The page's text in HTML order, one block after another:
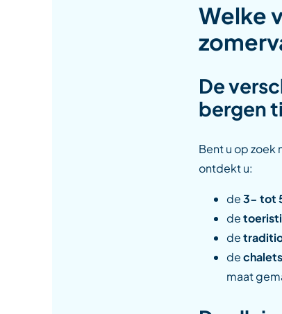
Welke
De
bergen
Bent u op zoek
ontdekt u:
de3- tot
de
de
de
maat